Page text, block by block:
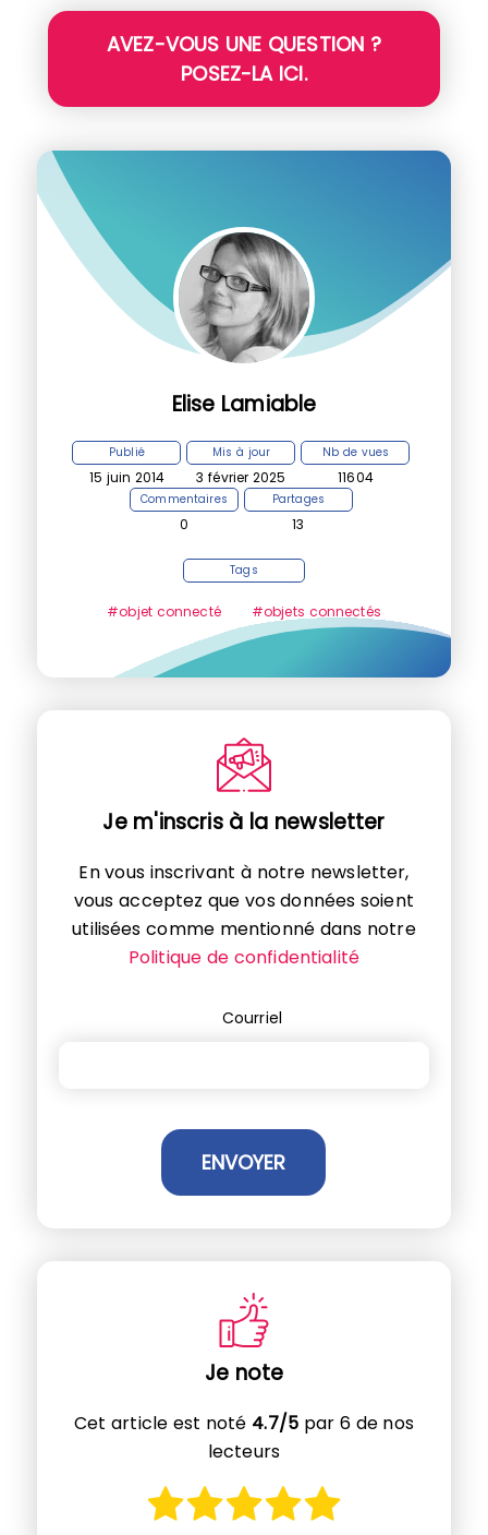
AVEZ-VOUS UNE QUESTION ?
POSEZ-LA ICI.
Elise Lamiable
Publié
15 juin 2014
Mis à jour
3 février 2025
Nb de vues
11604
Commentaires
0
Partages
13
Tags
#objet connecté #objets connectés
Je m'inscris à la newsletter
En vous inscrivant à notre newsletter,
vous acceptez que vos données soient
utilisées comme mentionné dans notre
Politique de confidentialité
Courriel
Je note
Cet article est noté 4.7/5par 6 de nos
lecteurs